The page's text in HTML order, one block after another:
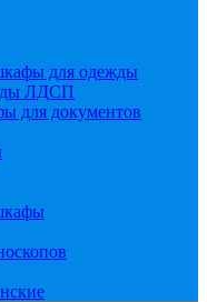
для одежды
ЛДСП
для документов